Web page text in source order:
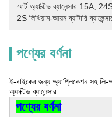
স্মার্ট অ্যাক্টিভ ব্যালেন্সার 15A 24S
2S লিথিয়াম-আয়ন ব্যাটারি
পণ্যের বর্ণনা
ই-বাইকের জন্য অ্যাপ্লিকেশন সহ লি-
অ্যাক্টিভ ব্যালেন্সার
পণ্যের বর্ণনা